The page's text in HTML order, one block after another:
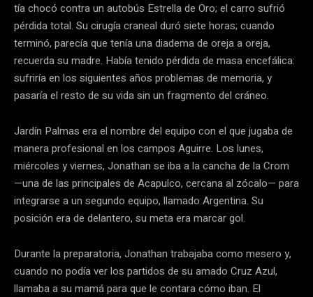
tía chocó contra un autobús Estrella de Oro; el carro sufrió
pérdida total. Su cirugía craneal duró siete horas; cuando
terminó, parecía que tenía una diadema de oreja a oreja,
recuerda su madre. Había tenido pérdida de masa encefálica:
sufriría en los siguientes años problemas de memoria, y
pasaría el resto de su vida sin un fragmento del cráneo.
Jardín Palmas era el nombre del equipo con el que jugaba de
manera profesional en los campos Aguirre. Los lunes,
miércoles y viernes, Jonathan se iba a la cancha de la Crom
—una de las principales de Acapulco, cercana al zócalo— para
integrarse a un segundo equipo, llamado Argentina. Su
posición era de delantero, su meta era marcar gol.
Durante la preparatoria, Jonathan trabajaba como mesero y,
cuando no podía ver los partidos de su amado Cruz Azul,
llamaba a su mamá para que le contara cómo iban. El